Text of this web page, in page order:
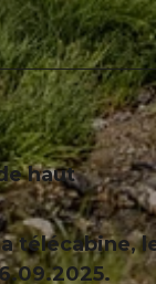
haut
télécabine,